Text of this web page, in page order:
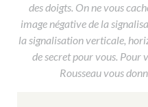
des doigts. On ne vous
image négative de la
la signalisation verticale,
de secret pour vous. Pour
Rousseau vous